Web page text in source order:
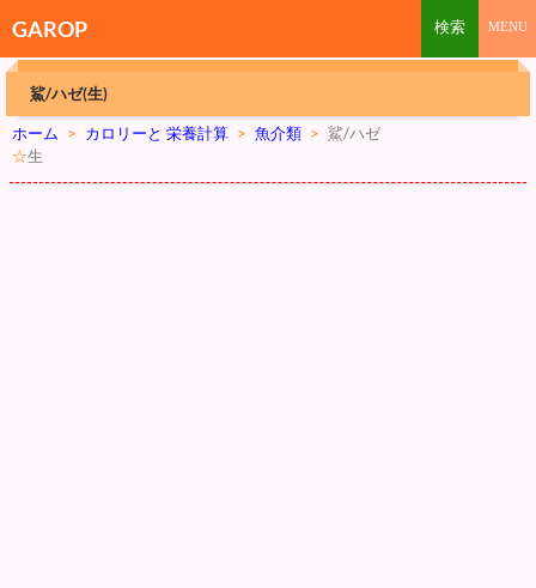
GAROP
鯊/ハゼ(生)
ホーム > カロリーと 栄養計算 > 魚介類 > 鯊/ハゼ
☆生